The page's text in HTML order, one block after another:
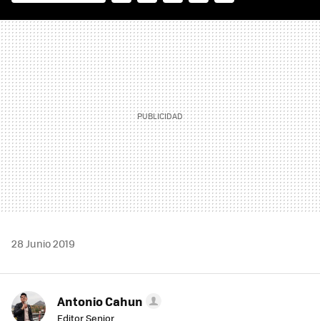
MAIL
28 Junio 2019
Antonio Cahun
Editor Senior